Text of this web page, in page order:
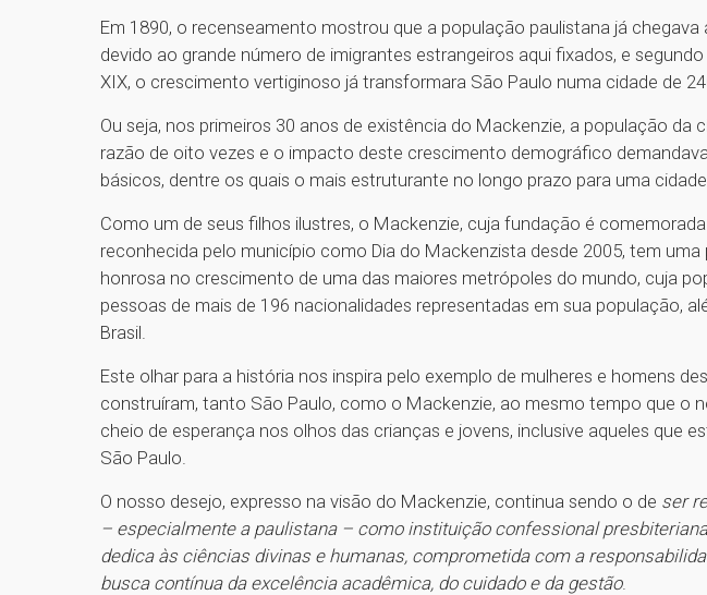
Em 1890, o recenseamento mostrou que a população paulistana já chegava
devido ao grande número de imigrantes estrangeiros aqui fixados, e
XIX, o crescimento vertiginoso já transformara São Paulo numa cidade de
Ou seja, nos primeiros 30 anos de existência do Mackenzie, a população da
razão de oito vezes e o impacto deste crescimento demográfico
básicos, dentre os quais o mais estruturante no longo prazo para uma
Como um de seus filhos ilustres, o Mackenzie, cuja fundação é
reconhecida pelo município como Dia do Mackenzista desde 2005, tem
honrosa no crescimento de uma das maiores metrópoles do mundo, cuja
pessoas de mais de 196 nacionalidades representadas em sua população,
Brasil.
Este olhar para a história nos inspira pelo exemplo de mulheres e homens
construíram, tanto São Paulo, como o Mackenzie, ao mesmo tempo que o
cheio de esperança nos olhos das crianças e jovens, inclusive aqueles que
São Paulo.
O nosso desejo, expresso na visão do Mackenzie, continua sendo o de ser
– especialmente a paulistana – como instituição confessional
dedica às ciências divinas e humanas, comprometida com a
busca contínua da excelência acadêmica, do cuidado e da gestão.